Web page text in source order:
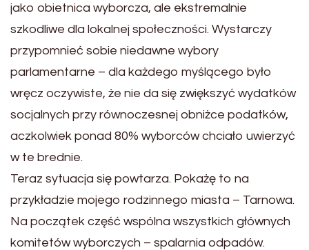
jako obietnica wyborcza, ale ekstremalnie
szkodliwe dla lokalnej społeczności. Wystarczy
przypomnieć sobie niedawne wybory
parlamentarne – dla każdego myślącego było
wręcz oczywiste, że nie da się zwiększyć wydatków
socjalnych przy równoczesnej obniżce podatków,
aczkolwiek ponad 80% wyborców chciało uwierzyć
w te brednie.
Teraz sytuacja się powtarza. Pokażę to na
przykładzie mojego rodzinnego miasta – Tarnowa.
Na początek część wspólna wszystkich głównych
komitetów wyborczych – spalarnia odpadów.